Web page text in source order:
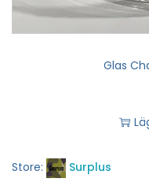
Glas
Store: Surplus